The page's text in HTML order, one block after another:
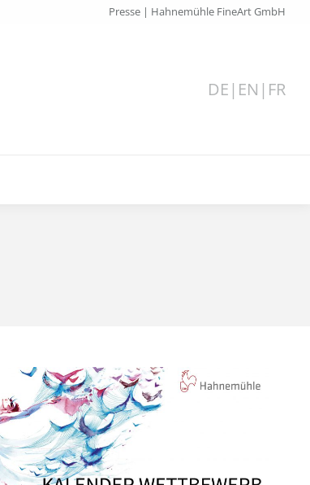
Presse | Hahnemühle FineArt GmbH
DE | EN | FR